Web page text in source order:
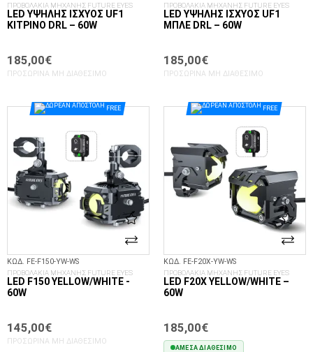
ΠΡΟΒΟΛΑΚΙΑ ΜΗΧΑΝΗΣ FUTURE EYES
LED ΥΨΗΛΉΣ ΙΣΧΎΟΣ UF1
ΚΊΤΡΙΝΟ DRL – 60W
185,00€
ΠΡΟΣΩΡΙΝΆ ΜΗ ΔΙΑΘΈΣΙΜΟ
ΠΡΟΒΟΛΑΚΙΑ ΜΗΧΑΝΗΣ FUTURE EYES
LED ΥΨΗΛΉΣ ΙΣΧΎΟΣ UF1
ΜΠΛΕ DRL – 60W
185,00€
ΠΡΟΣΩΡΙΝΆ ΜΗ ΔΙΑΘΈΣΙΜΟ
FREE
ΚΩΔ. FE-F150-YW-WS
ΠΡΟΒΟΛΑΚΙΑ ΜΗΧΑΝΗΣ FUTURE EYES
LED F150 YELLOW/WHITE -
60W
145,00€
ΠΡΟΣΩΡΙΝΆ ΜΗ ΔΙΑΘΈΣΙΜΟ
FREE
ΚΩΔ. FE-F20X-YW-WS
ΠΡΟΒΟΛΑΚΙΑ ΜΗΧΑΝΗΣ FUTURE EYES
LED F20X YELLOW/WHITE –
60W
185,00€
ΆΜΕΣΑ ΔΙΑΘΈΣΙΜΟ